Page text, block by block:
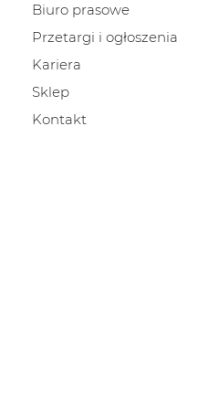
Biuro prasowe
Przetargi i ogłoszenia
Kariera
Sklep
Kontakt